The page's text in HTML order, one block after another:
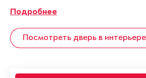
Подробнее
Посмотреть дверь в интерьере